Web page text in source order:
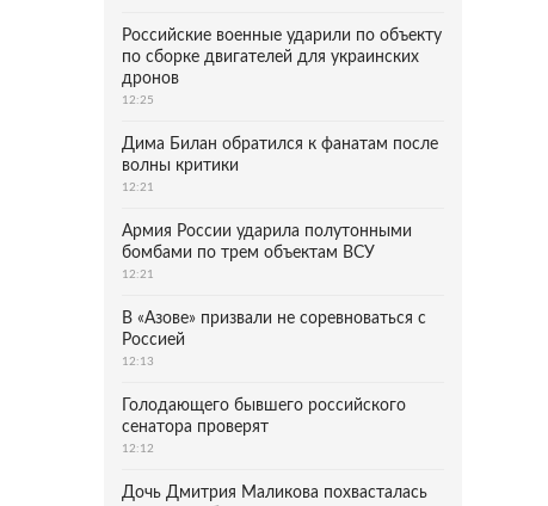
Российские военные ударили по объекту
по сборке двигателей для украинских
дронов
12:25
Дима Билан обратился к фанатам после
волны критики
12:21
Армия России ударила полутонными
бомбами по трем объектам ВСУ
12:21
В «Азове» призвали не соревноваться с
Россией
12:13
Голодающего бывшего российского
сенатора проверят
12:12
Дочь Дмитрия Маликова похвасталась